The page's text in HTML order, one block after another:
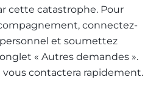
cette catastrophe. Pour
connectez-
et soumettez
« Autres demandes ».
contactera rapidement.